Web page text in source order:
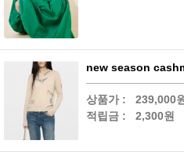
new season
상품가 :
239,000원
적립금 :
2,300원